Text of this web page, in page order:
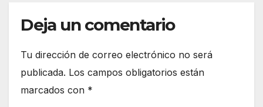
Deja un comentario
Tu dirección de correo electrónico no será
publicada. Los campos obligatorios están
marcados con *